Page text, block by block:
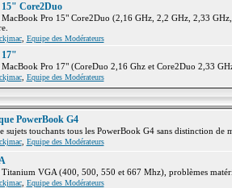
Core2Duo
MacBook Pro 15" Core2Duo (2,16 GHz, 2,2 GHz, 2,33
, Equipe des Modérateurs
17"
MacBook Pro 17" (CoreDuo 2,16 Ghz et Core2Duo 2,33
, Equipe des Modérateurs
PowerBook G4
sujets touchants tous les PowerBook G4 sans distinction de
, Equipe des Modérateurs
Titanium VGA (400, 500, 550 et 667 Mhz), problèmes
, Equipe des Modérateurs